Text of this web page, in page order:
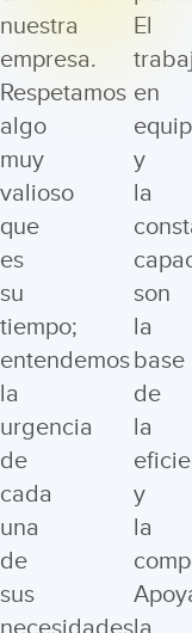
nuestra
empresa.
Respetamos
algo
muy
valioso
que
es
su
tiempo;
entendemos
la
urgencia
de
cada
una
de
sus
El
en
y
la
son
la
base
de
la
y
la